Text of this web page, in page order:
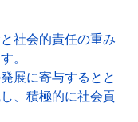
社会的責任の重み
。
展に寄与するとと
、積極的に社会貢